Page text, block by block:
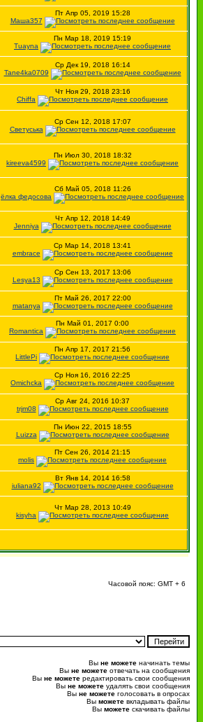
Пт Апр 05, 2019 15:28
Маша357
Пн Мар 18, 2019 15:19
Tuayna
Ср Дек 19, 2018 16:14
Tane4ka0709
Чт Ноя 29, 2018 23:16
Chiffa
Ср Сен 12, 2018 17:07
Светуська
Пн Июл 30, 2018 18:32
kireeva4599
Сб Май 05, 2018 11:26
ёлка федосова
Чт Апр 12, 2018 14:49
Jenniya
Ср Мар 14, 2018 13:41
embrace
Ср Сен 13, 2017 13:06
Lesya13
Пт Май 26, 2017 22:00
matanya
Пн Май 01, 2017 0:00
Romantica
Пн Апр 17, 2017 21:56
LittlePi
Ср Ноя 16, 2016 22:25
Omichcka
Ср Авг 24, 2016 10:37
trjm08
Пн Июн 22, 2015 18:55
Luizza
Пт Сен 26, 2014 21:15
molis
Вт Янв 14, 2014 16:58
iuliana92
Чт Мар 28, 2013 10:49
kisyha
Часовой пояс: GMT + 6
Вы не можете начинать темы
Вы не можете отвечать на сообщения
Вы не можете редактировать свои сообщения
Вы не можете удалять свои сообщения
Вы не можете голосовать в опросах
Вы можете вкладывать файлы
Вы можете скачивать файлы